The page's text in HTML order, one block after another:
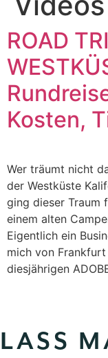
ROAD
Kosten,
Wer träumt nicht
der Westküste
ging dieser Traum
einem alten
Eigentlich ein
mich von
diesjährigen
LASS